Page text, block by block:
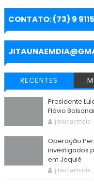
r
e
e
b
o
k
t
t
e
r
t
s
p
p
e
g
a
CONTATO: (73) 9
RECENTES
Presidente
Flávio
jitaunaemdia
Operação
investigados
em Jequié
jitaunaemdia